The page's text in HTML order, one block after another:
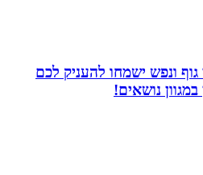
ישמחו להעניק לכם
נושאים!